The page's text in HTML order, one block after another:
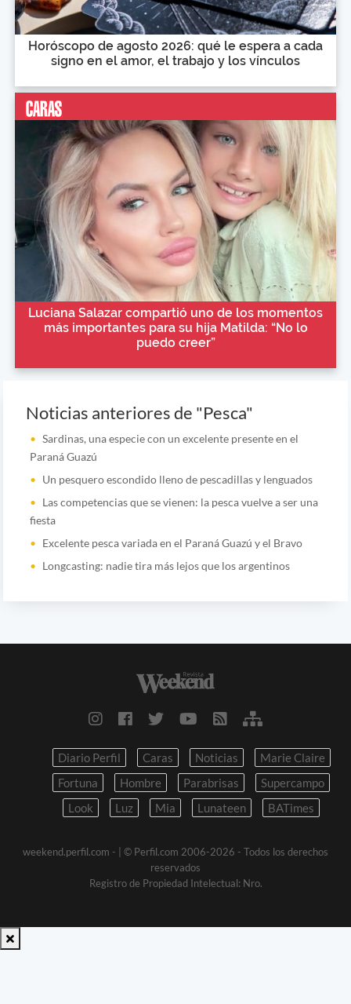
Horóscopo de agosto 2026: qué le espera a cada
signo en el amor, el trabajo y los vínculos
Luciana Salazar compartió uno de los momentos
más importantes para su hija Matilda: “No lo
puedo creer”
Noticias anteriores de "Pesca"
Sardinas, una especie con un excelente presente en el
Paraná Guazú
Un pesquero escondido lleno de pescadillas y lenguados
Las competencias que se vienen: la pesca vuelve a ser una
fiesta
Excelente pesca variada en el Paraná Guazú y el Bravo
Longcasting: nadie tira más lejos que los argentinos
Diario Perfil Caras Noticias
Marie Claire
Fortuna
Hombre Parabrisas
Supercampo
Look
Luz Mia Lunateen BATimes
weekend.perfil.com -
| © Perfil.com 2006-2026 - Todos los derechos
reservados
Registro de Propiedad Intelectual: Nro.